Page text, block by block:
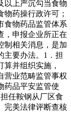
以上严沉勾当食物
药操行政许可；
食物药品监管体系
，申报企业所正在
制相关消息，是加
主要办法。1．担
并组织实施，
营业范畴监管事权
药品平安监管使
任鞍钢从厂区食
完美法律评断查核